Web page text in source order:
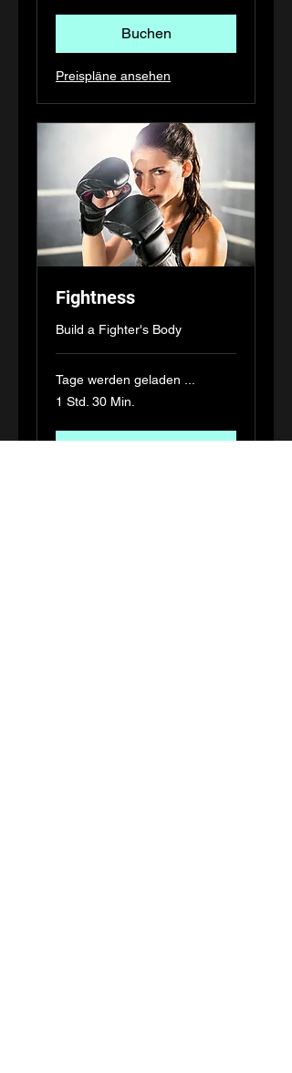
Buchen
Preispläne ansehen
Fightness
Build a Fighter's Body
Tage werden geladen ...
1 Std. 30 Min.